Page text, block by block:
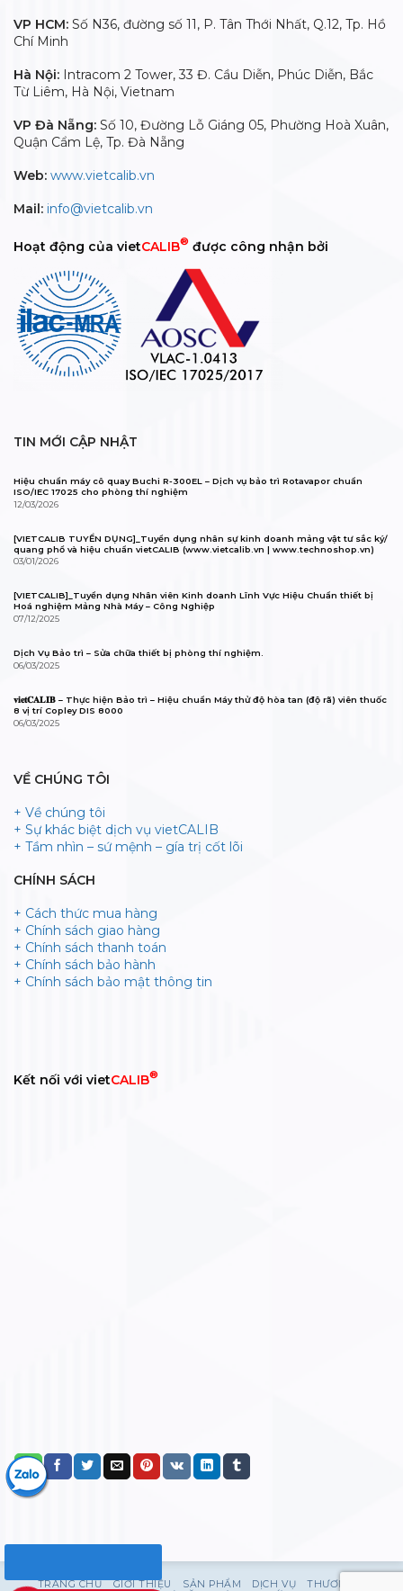
VP HCM: Số N36, đường số 11, P. Tân Thới Nhất, Q.12, Tp. Hồ
Chí Minh
Hà Nội: Intracom 2 Tower, 33 Đ. Cầu Diễn, Phúc Diễn, Bắc
Từ Liêm, Hà Nội, Vietnam
VP Đà Nẵng: Số 10, Đường Lỗ Giáng 05, Phường Hoà Xuân,
Quận Cẩm Lệ, Tp. Đà Nẵng
Web: www.vietcalib.vn
Mail: info@vietcalib.vn
Hoạt động của vietCALIB® được công nhận bởi
TIN MỚI CẬP NHẬT
Hiệu chuẩn máy cô quay Buchi R-300EL – Dịch vụ bảo trì Rotavapor chuẩn
ISO/IEC 17025 cho phòng thí nghiệm
12/03/2026
[VIETCALIB TUYỂN DỤNG]_Tuyển dụng nhân sự kinh doanh mảng vật tư sắc ký/
quang phổ và hiệu chuẩn vietCALIB (www.vietcalib.vn | www.technoshop.vn)
03/01/2026
[VIETCALIB]_Tuyển dụng Nhân viên Kinh doanh Lĩnh Vực Hiệu Chuẩn thiết bị
Hoá nghiệm Mảng Nhà Máy – Công Nghiệp
07/12/2025
Dịch Vụ Bảo trì – Sửa chữa thiết bị phòng thí nghiệm.
06/03/2025
𝐯𝐢𝐞𝐭𝐂𝐀𝐋𝐈𝐁 – Thực hiện Bảo trì – Hiệu chuẩn Máy thử độ hòa tan (độ rã) viên thuốc
8 vị trí Copley DIS 8000
06/03/2025
VỀ CHÚNG TÔI
+ Về chúng tôi
+ Sự khác biệt dịch vụ vietCALIB
+ Tầm nhìn – sứ mệnh – gía trị cốt lõi
CHÍNH SÁCH
+ Cách thức mua hàng
+ Chính sách giao hàng
+ Chính sách thanh toán
+ Chính sách bảo hành
+ Chính sách bảo mật thông tin
Kết nối với vietCALIB®
TRANG CHỦ GIỚI THIỆU SẢN PHẨM DỊCH VỤ
THƯƠNG HIỆU